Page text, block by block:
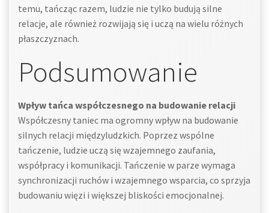
temu, tańcząc razem, ludzie nie tylko budują silne
relacje, ale również rozwijają się i uczą na wielu różnych
płaszczyznach.
Podsumowanie
Wpływ tańca współczesnego na budowanie relacji
Współczesny taniec ma ogromny wpływ na budowanie
silnych relacji międzyludzkich. Poprzez wspólne
tańczenie, ludzie uczą się wzajemnego zaufania,
współpracy i komunikacji. Tańczenie w parze wymaga
synchronizacji ruchów i wzajemnego wsparcia, co sprzyja
budowaniu więzi i większej bliskości emocjonalnej.